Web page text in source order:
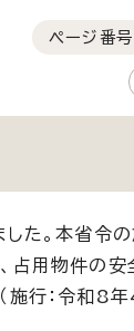
ページ番号
。本省令
占用物件の
行：令和8年